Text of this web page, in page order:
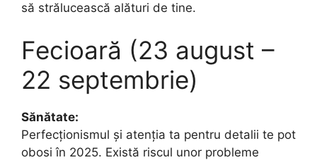
să strălucească alături de tine.
Fecioară (23 august –
22 septembrie)
Sănătate:
Perfecționismul și atenția ta pentru detalii te pot
obosi în 2025. Există riscul unor probleme